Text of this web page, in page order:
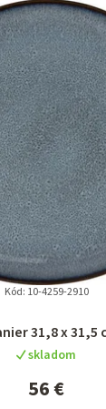
31,8 x 31,5
skladom
56 €
Kód: 10-4259-2910